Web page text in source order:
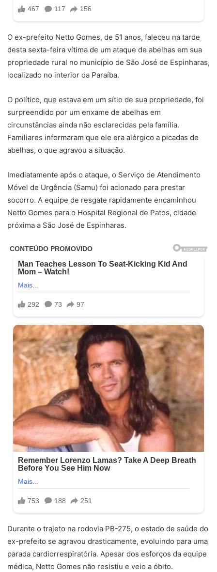
O ex-prefeito Netto Gomes, de 51 anos, faleceu na tarde
desta sexta-feira vítima de um ataque de abelhas em sua
propriedade rural no município de São José de Espinharas,
localizado no interior da Paraíba.
O político, que estava em um sítio de sua propriedade, foi
surpreendido por um enxame de abelhas em
circunstâncias ainda não esclarecidas pela família.
Familiares informaram que ele era alérgico a picadas de
abelhas, o que agravou a situação.
Imediatamente após o ataque, o Serviço de Atendimento
Móvel de Urgência (Samu) foi acionado para prestar
socorro. A equipe de resgate rapidamente encaminhou
Netto Gomes para o Hospital Regional de Patos, cidade
próxima a São José de Espinharas.
Durante o trajeto na rodovia PB-275, o estado de saúde do
ex-prefeito se agravou drasticamente, evoluindo para uma
parada cardiorrespiratória. Apesar dos esforços da equipe
médica, Netto Gomes não resistiu e veio a óbito.